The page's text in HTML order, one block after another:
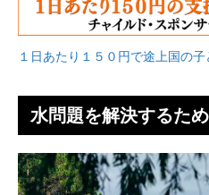
１日あたり１５０円で途上国の
水問題を解決するた